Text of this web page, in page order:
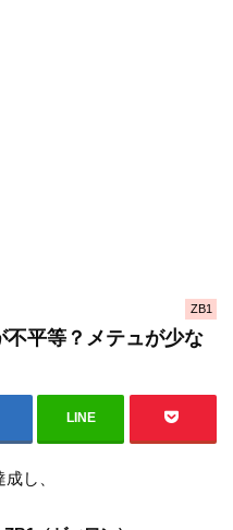
ZB1
平等？メテュが少な
LINE
し、